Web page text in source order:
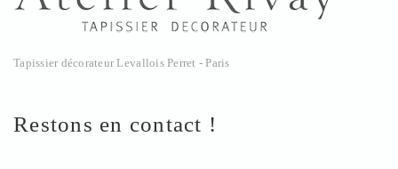
Tapissier décorateur Levallois Perret - Paris
Restons en contact !